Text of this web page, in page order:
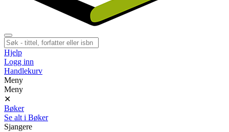
Hjelp
Logg inn
Handlekurv
Meny
Meny
✕
Bøker
Se alt i Bøker
Sjangere